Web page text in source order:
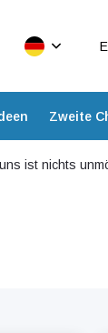
Zweite
ist nichts